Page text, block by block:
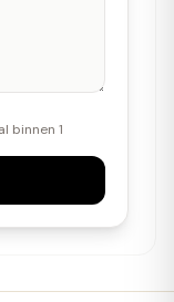
binnen 1